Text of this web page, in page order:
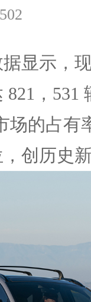
显示，
，531
场的占有
创历史